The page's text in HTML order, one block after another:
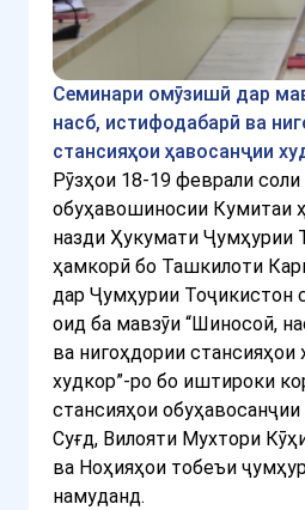
Семинари омӯзишӣ дар
насб, истифодабарӣ ва
стансияҳои ҳавосанҷии
Рӯзҳои 18-19 феврали
обуҳавошиносии Кумитаи
назди Ҳукумати Ҷумҳурии
ҳамкорӣ бо Ташкилоти
дар Ҷумҳурии Тоҷикистон
оид ба мавзӯи “Шиносоӣ,
ва нигоҳдории стансияҳои
худкор”-ро бо иштироки
стансияҳои
Суғд, Вилояти Мухтори
ва Ноҳияҳои тобеъи
намуданд.